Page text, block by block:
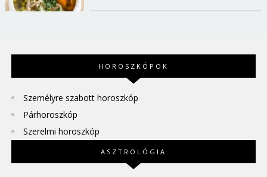
HOROSZKÓPOK
Személyre szabott horoszkóp
Párhoroszkóp
Szerelmi horoszkóp
ASZTROLÓGIA